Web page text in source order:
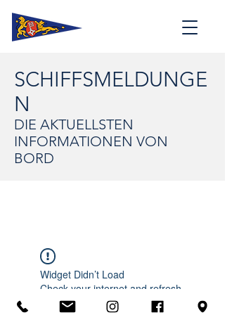
SCHIFFSMELDUNGE
N
DIE AKTUELLSTEN
INFORMATIONEN VON
BORD
Widget Didn’t Load
Check your internet and refresh
this page.